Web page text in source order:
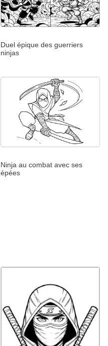
Duel épique des guerriers
ninjas
Ninja au combat avec ses
épées